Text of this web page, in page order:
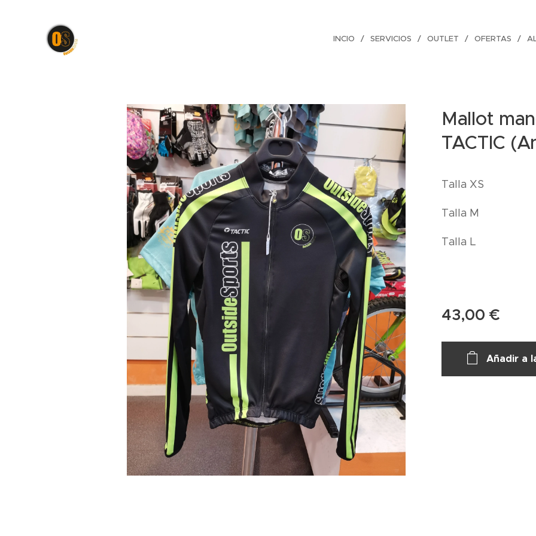
INCIO SERVICIOS OUTLET OFERTAS
Mallot
TACTIC
Talla XS
Talla M
Talla L
43,00 €
Añadir a